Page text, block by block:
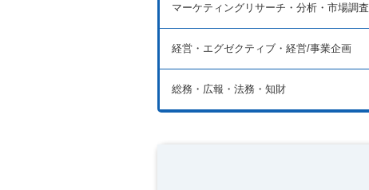
マーケティングリサーチ・分析・市場調査
経営・エグゼクティブ・経営/事業企画
総務・広報・法務・知財